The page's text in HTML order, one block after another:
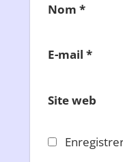
Nom *
E-mail *
Site web